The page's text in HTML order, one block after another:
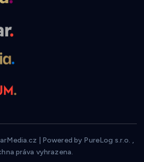
| Powered by PureLog s.r.o. ,
práva vyhrazena.